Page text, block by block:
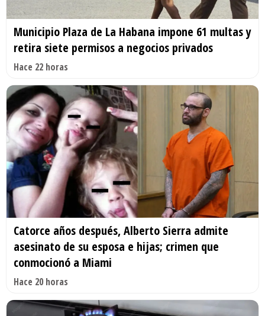
Municipio Plaza de La Habana impone 61 multas y
retira siete permisos a negocios privados
Hace 22 horas
Catorce años después, Alberto Sierra admite
asesinato de su esposa e hijas; crimen que
conmocionó a Miami
Hace 20 horas